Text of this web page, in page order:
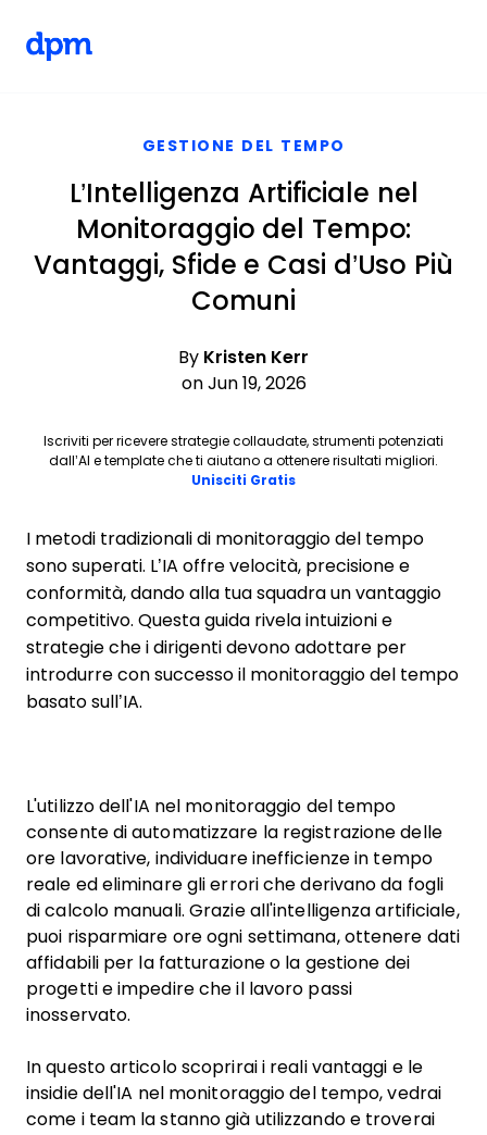
GESTIONE DEL TEMPO
L’Intelligenza Artificiale nel
Monitoraggio del Tempo:
Vantaggi, Sfide e Casi d’Uso Più
Comuni
By Kristen Kerr
on Jun 19, 2026
Iscriviti per ricevere strategie collaudate, strumenti potenziati
dall’AI e template che ti aiutano a ottenere risultati migliori.
Unisciti GratisOpens new window
I metodi tradizionali di monitoraggio del tempo
sono superati. L’IA offre velocità, precisione e
conformità, dando alla tua squadra un vantaggio
competitivo. Questa guida rivela intuizioni e
strategie che i dirigenti devono adottare per
introdurre con successo il monitoraggio del tempo
basato sull’IA.
L'utilizzo dell'IA nel monitoraggio del tempo
consente di automatizzare la registrazione delle
ore lavorative, individuare inefficienze in tempo
reale ed eliminare gli errori che derivano da fogli
di calcolo manuali. Grazie all'intelligenza artificiale,
puoi risparmiare ore ogni settimana, ottenere dati
affidabili per la fatturazione o la gestione dei
progetti e impedire che il lavoro passi
inosservato.
In questo articolo scoprirai i reali vantaggi e le
insidie dell'IA nel monitoraggio del tempo, vedrai
come i team la stanno già utilizzando e troverai